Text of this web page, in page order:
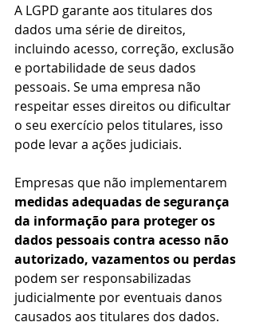
A LGPD garante aos titulares dos
dados uma série de direitos,
incluindo acesso, correção, exclusão
e portabilidade de seus dados
pessoais. Se uma empresa não
respeitar esses direitos ou dificultar
o seu exercício pelos titulares, isso
pode levar a ações judiciais.
Empresas que não implementarem
medidas adequadas de segurança
da informação para proteger os
dados pessoais contra acesso não
autorizado, vazamentos ou perdas
podem ser responsabilizadas
judicialmente por eventuais danos
causados aos titulares dos dados.